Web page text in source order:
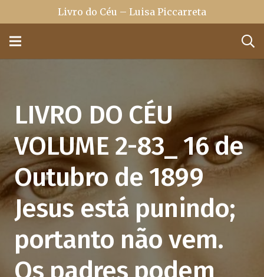
Livro do Céu – Luisa Piccarreta
LIVRO DO CÉU
VOLUME 2-83_ 16 de
Outubro de 1899
Jesus está punindo;
portanto não vem.
Os padres podem